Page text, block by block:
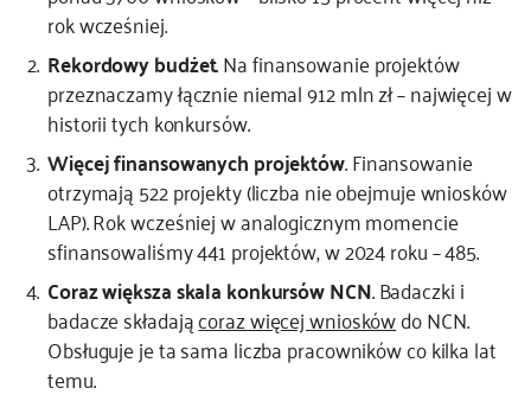
kontakt
rok wcześniej.
Rekordowy budżet. Na finansowanie projektów
przeznaczamy łącznie niemal 912 mln zł – najwięcej w
historii tych konkursów.
Więcej finansowanych projektów. Finansowanie
otrzymają 522 projekty (liczba nie obejmuje wniosków
LAP). Rok wcześniej w analogicznym momencie
sfinansowaliśmy 441 projektów, w 2024 roku – 485.
Coraz większa skala konkursów NCN. Badaczki i
badacze składającoraz więcej wnioskówdo NCN.
Obsługuje je ta sama liczba pracowników co kilka lat
temu.